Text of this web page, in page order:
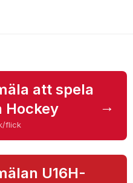
att spela
Hockey
flick
→
U16H-